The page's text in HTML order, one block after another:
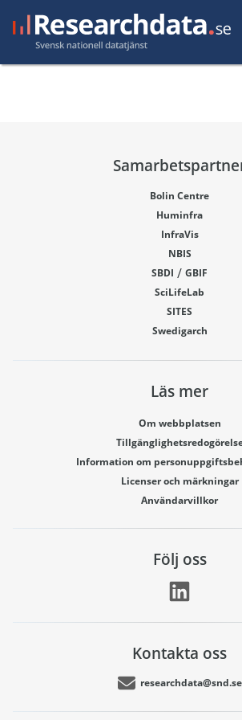
Bolin Centre
Huminfra
InfraVis
NBIS
SBDI / GBIF
SciLifeLab
SITES
Swedigarch
Läs mer
Om webbplatsen
Information om
Licenser och märkningar
Användarvillkor
Följ oss
Kontakta oss
researchdata@snd.se